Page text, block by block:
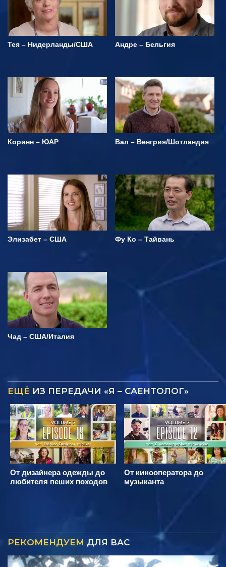
Тея – Нидерланды/США Андре – Бельгия
Коринн – ЮАР Вал – Венгрия/Шотландия
Элизабет – США Фу Ко – Тайвань
Чад – США/Италия
ЕЩЁ ИЗ ПЕРЕДАЧИ «Я – САЕНТОЛОГ»
От дизайнера одежды до
любителя пеших походов
От кинооператора до
музыканта
РЕКОМЕНДУЕМ ДЛЯ ВАС